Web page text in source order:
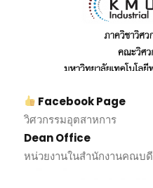
Facebook Page
วิศวกรรมอุตสาหการ
Dean Office
หน่วยงานในสำนักงานคณบดี